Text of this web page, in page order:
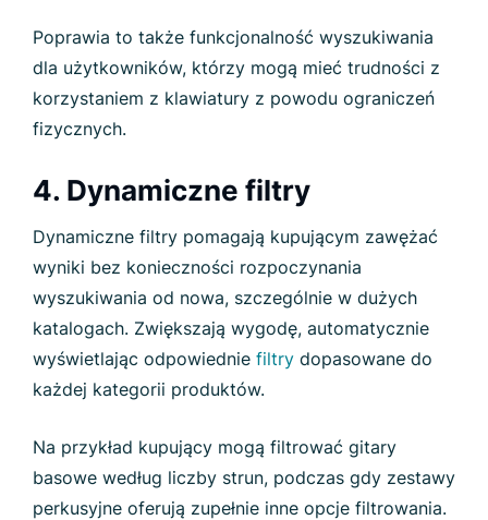
Poprawia to także funkcjonalność wyszukiwania
dla użytkowników, którzy mogą mieć trudności z
korzystaniem z klawiatury z powodu ograniczeń
fizycznych.
4. Dynamiczne filtry
Dynamiczne filtry pomagają kupującym zawężać
wyniki bez konieczności rozpoczynania
wyszukiwania od nowa, szczególnie w dużych
katalogach. Zwiększają wygodę, automatycznie
wyświetlając odpowiednie filtry dopasowane do
każdej kategorii produktów.
Na przykład kupujący mogą filtrować gitary
basowe według liczby strun, podczas gdy zestawy
perkusyjne oferują zupełnie inne opcje filtrowania.